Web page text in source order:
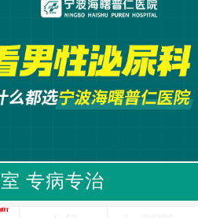
专病专治